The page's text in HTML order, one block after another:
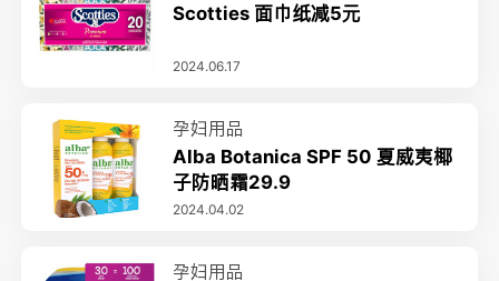
Scotties 面巾纸减5元
2024.06.17
孕妇用品
Alba Botanica SPF 50 夏威夷椰
子防晒霜29.9
2024.04.02
孕妇用品